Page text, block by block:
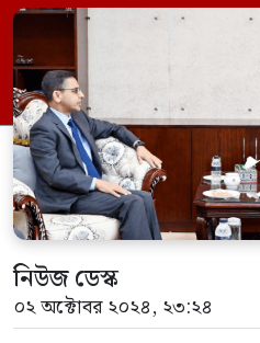
অন্তর্বর্তী সরকা‌রের
হো‌সেনের সাক্ষাৎ ক‌রেন
হাইক‌মিশনার প্রণয়
সংবাদ বিজ্ঞ‌প্তি‌তে
দ্বিপাক্ষিক বিষয় নিয়ে
নিউজ ডেস্ক
০২ অক্টোবর ২০২৪, ২৩:২৪